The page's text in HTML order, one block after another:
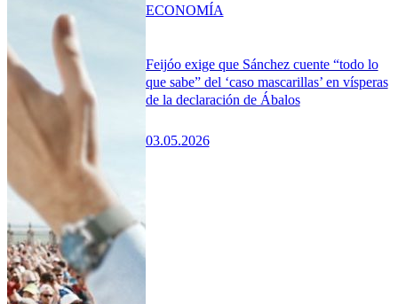
Feijóo exige que Sánchez cuente “todo lo
que sabe” del ‘caso mascarillas’ en vísperas
de la declaración de Ábalos
03.05.2026
ECONOMÍA